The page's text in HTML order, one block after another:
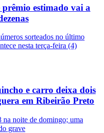
estimado vai a
sorteados no último
nesta terça-feira (4)
e carro deixa dois
em Ribeirão Preto
noite de domingo; uma
grave